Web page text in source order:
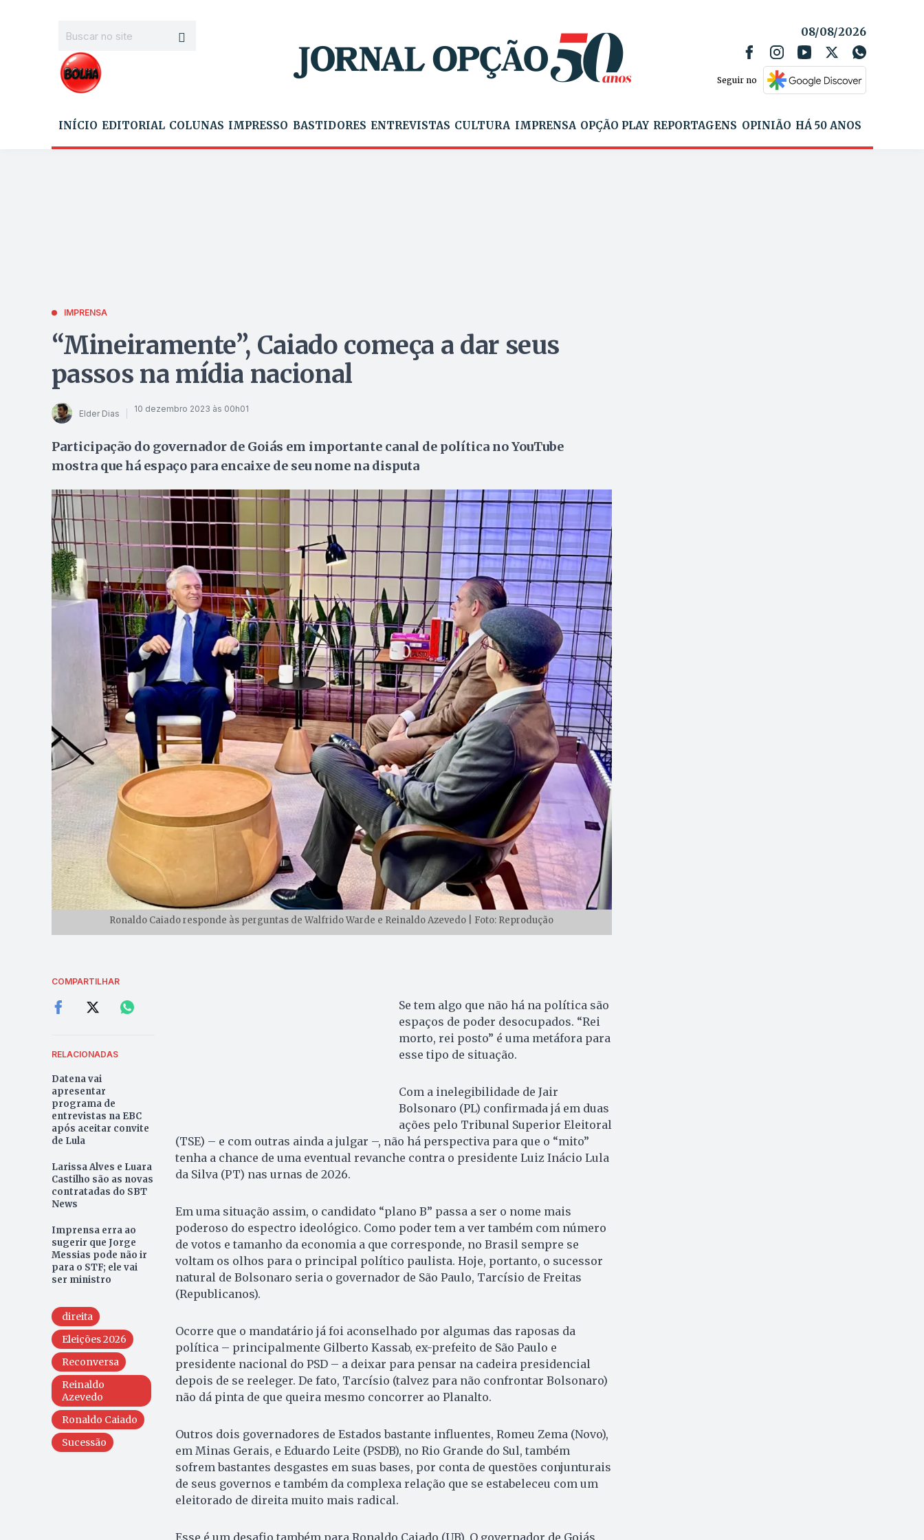
08/08/2026
Seguir no
INÍCIO EDITORIAL COLUNAS IMPRESSO BASTIDORES ENTREVISTAS CULTURA IMPRENSA OPÇÃO PLAY REPORTAGENS OPINIÃO HÁ 50 ANOS
IMPRENSA
“Mineiramente”, Caiado começa a dar seus
passos na mídia nacional
Elder Dias 10 dezembro 2023 às 00h01
Participação do governador de Goiás em importante canal de política no YouTube
mostra que há espaço para encaixe de seu nome na disputa
Ronaldo Caiado responde às perguntas de Walfrido Warde e Reinaldo Azevedo | Foto: Reprodução
COMPARTILHAR
RELACIONADAS
Datena vai
apresentar
programa de
entrevistas na EBC
após aceitar convite
de Lula
Larissa Alves e Luara
Castilho são as novas
contratadas do SBT
News
Imprensa erra ao
sugerir que Jorge
Messias pode não ir
para o STF; ele vai
ser ministro
direita
Eleições 2026
Reconversa
Reinaldo
Azevedo
Ronaldo Caiado
Sucessão
Se tem algo que não há na política são
espaços de poder desocupados. “Rei
morto, rei posto” é uma metáfora para
esse tipo de situação.
Com a inelegibilidade de Jair
Bolsonaro (PL) confirmada já em duas
ações pelo Tribunal Superior Eleitoral
(TSE) – e com outras ainda a julgar –, não há perspectiva para que o “mito”
tenha a chance de uma eventual revanche contra o presidente Luiz Inácio Lula
da Silva (PT) nas urnas de 2026.
Em uma situação assim, o candidato “plano B” passa a ser o nome mais
poderoso do espectro ideológico. Como poder tem a ver também com número
de votos e tamanho da economia a que corresponde, no Brasil sempre se
voltam os olhos para o principal político paulista. Hoje, portanto, o sucessor
natural de Bolsonaro seria o governador de São Paulo, Tarcísio de Freitas
(Republicanos).
Ocorre que o mandatário já foi aconselhado por algumas das raposas da
política – principalmente Gilberto Kassab, ex-prefeito de São Paulo e
presidente nacional do PSD – a deixar para pensar na cadeira presidencial
depois de se reeleger. De fato, Tarcísio (talvez para não confrontar Bolsonaro)
não dá pinta de que queira mesmo concorrer ao Planalto.
Outros dois governadores de Estados bastante influentes, Romeu Zema (Novo),
em Minas Gerais, e Eduardo Leite (PSDB), no Rio Grande do Sul, também
sofrem bastantes desgastes em suas bases, por conta de questões conjunturais
de seus governos e também da complexa relação que se estabeleceu com um
eleitorado de direita muito mais radical.
Esse é um desafio também para Ronaldo Caiado (UB). O governador de Goiás